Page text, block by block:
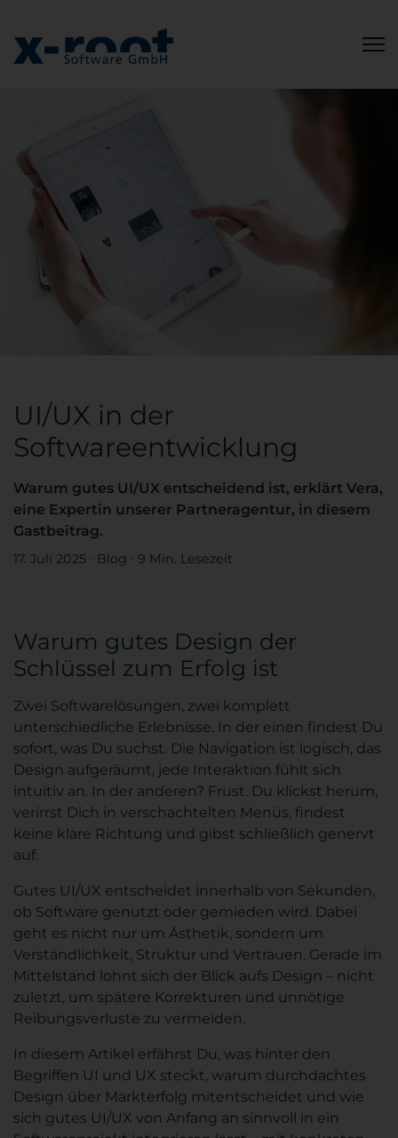
UI/UX in der
Softwareentwicklung
Warum gutes UI/UX entscheidend ist, erklärt Vera,
eine Expertin unserer Partneragentur, in diesem
Gastbeitrag.
17. Juli 2025 · Blog · 9 Min. Lesezeit
Warum gutes Design der
Schlüssel zum Erfolg ist
Zwei Softwarelösungen, zwei komplett
unterschiedliche Erlebnisse. In der einen findest Du
sofort, was Du suchst. Die Navigation ist logisch, das
Design aufgeräumt, jede Interaktion fühlt sich
intuitiv an. In der anderen? Frust. Du klickst herum,
verirrst Dich in verschachtelten Menüs, findest
keine klare Richtung und gibst schließlich genervt
auf.
Gutes UI/UX entscheidet innerhalb von Sekunden,
ob Software genutzt oder gemieden wird. Dabei
geht es nicht nur um Ästhetik, sondern um
Verständlichkeit, Struktur und Vertrauen. Gerade im
Mittelstand lohnt sich der Blick aufs Design – nicht
zuletzt, um spätere Korrekturen und unnötige
Reibungsverluste zu vermeiden.
In diesem Artikel erfährst Du, was hinter den
Begriffen UI und UX steckt, warum durchdachtes
Design über Markterfolg mitentscheidet und wie
sich gutes UI/UX von Anfang an sinnvoll in ein